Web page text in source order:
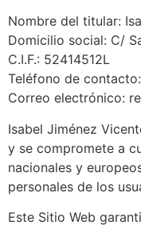
Nombre del titular:
Domicilio social: C/
C.I.F.: 52414512L
Teléfono de
Correo electrónico:
Isabel Jiménez
y se compromete a
nacionales y
personales de los
Este Sitio Web